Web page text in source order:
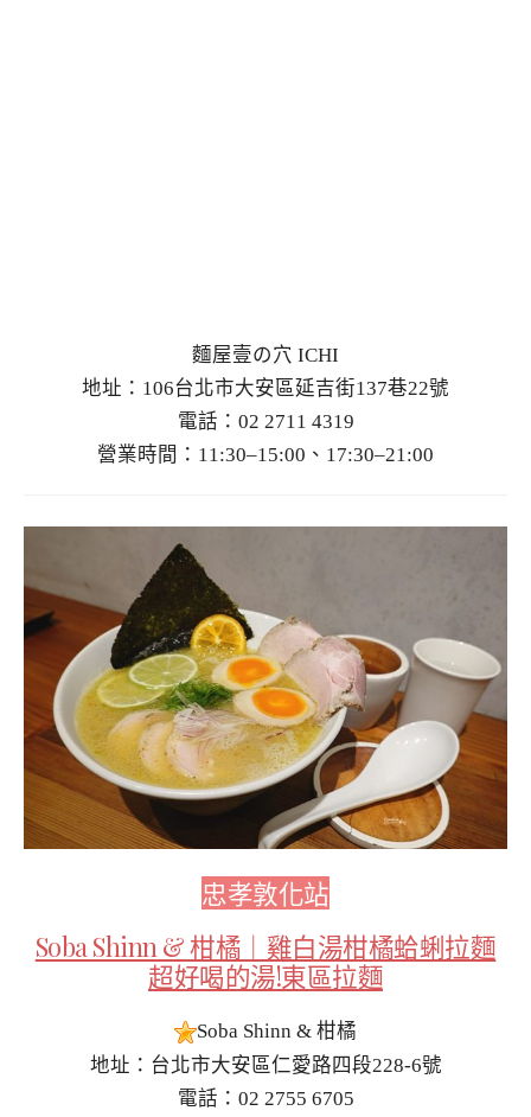
麵屋壹の穴 ICHI
地址：106台北市大安區延吉街137巷22號
電話：02 2711 4319
營業時間：11:30–15:00、17:30–21:00
忠孝敦化站
Soba Shinn & 柑橘｜雞白湯柑橘蛤蜊拉麵
超好喝的湯!東區拉麵
Soba Shinn & 柑橘
地址：台北市大安區仁愛路四段228-6號
電話：02 2755 6705